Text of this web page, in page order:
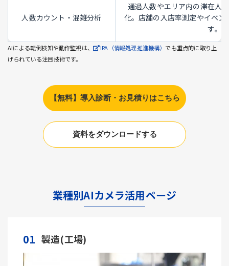
人数カウント・混雑分析
通過人数やエリア内の滞在人
化。店舗の入店率測定やイベ
す。
AIによる転倒検知や動作監視は、 IPA（情報処理推進機構） でも重点的に取り上
げられている注目技術です。
【無料】導入診断・お見積りはこちら
資料をダウンロードする
業種別AIカメラ活用ページ
01 製造(工場)